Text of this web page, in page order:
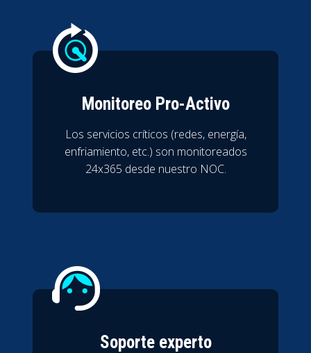
Monitoreo Pro-Activo
Los servicios críticos (redes, energía,
enfriamiento, etc.) son monitoreados
24x365 desde nuestro NOC.
Soporte experto